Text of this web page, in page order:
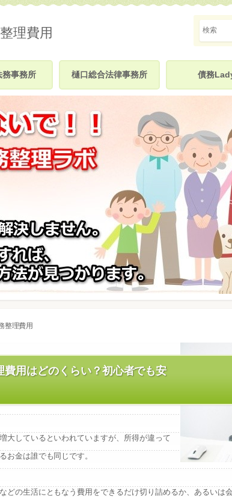
理費用
務事務所 樋口総合法律事務所 債務
整理費用
用はどのくらい？初心者でも安
大しているといわれていますが、所得が違って
お金は誰でも同じです。
どの生活にともなう費用をできるだけ切り詰めるか、あるいは